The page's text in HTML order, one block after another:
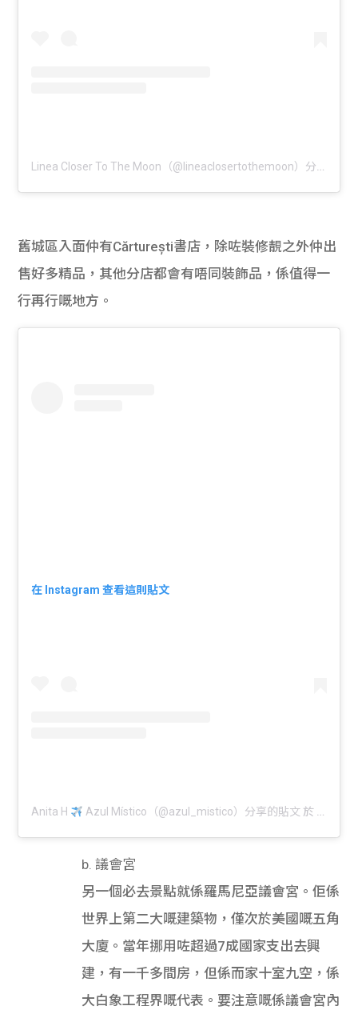
Linea Closer To The Moon（@lineaclosertothemoon）分享的貼文
舊城區入面仲有Cărturești書店，除咗裝修靚之外仲出
售好多精品，其他分店都會有唔同裝飾品，係值得一
行再行嘅地方。
在 Instagram 查看這則貼文
Anita H Azul Místico（@azul_mistico）分享的貼文 於 PDT
b. 議會宮
另一個必去景點就係羅馬尼亞議會宮。佢係
世界上第二大嘅建築物，僅次於美國嘅五角
大廈。當年挪用咗超過7成國家支出去興
建，有一千多間房，但係而家十室九空，係
大白象工程界嘅代表。要注意嘅係議會宮內